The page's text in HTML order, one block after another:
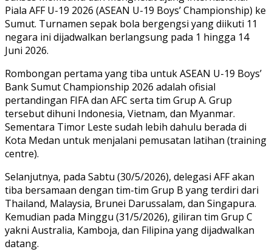
Piala AFF U-19 2026 (ASEAN U-19 Boys’ Championship) ke
Sumut. Turnamen sepak bola bergengsi yang diikuti 11
negara ini dijadwalkan berlangsung pada 1 hingga 14
Juni 2026.
Rombongan pertama yang tiba untuk ASEAN U-19 Boys’
Bank Sumut Championship 2026 adalah ofisial
pertandingan FIFA dan AFC serta tim Grup A. Grup
tersebut dihuni Indonesia, Vietnam, dan Myanmar.
Sementara Timor Leste sudah lebih dahulu berada di
Kota Medan untuk menjalani pemusatan latihan (training
centre).
Selanjutnya, pada Sabtu (30/5/2026), delegasi AFF akan
tiba bersamaan dengan tim-tim Grup B yang terdiri dari
Thailand, Malaysia, Brunei Darussalam, dan Singapura.
Kemudian pada Minggu (31/5/2026), giliran tim Grup C
yakni Australia, Kamboja, dan Filipina yang dijadwalkan
datang.